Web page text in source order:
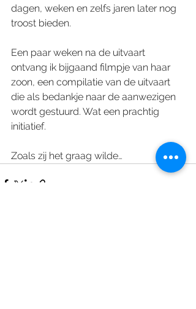
dagen, weken en zelfs jaren later nog
troost bieden.
Een paar weken na de uitvaart
ontvang ik bijgaand filmpje van haar
zoon, een compilatie van de uitvaart
die als bedankje naar de aanwezigen
wordt gestuurd. Wat een prachtig
initiatief.
Zoals zij het graag wilde…